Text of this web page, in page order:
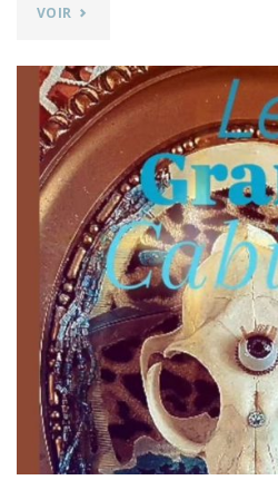
VOIR "SILLONS
ADRIEN
DE
MONTBRON
/
27
MARS
–
26
AVRIL